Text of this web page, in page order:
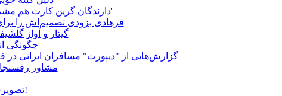
'دارندگان گرین کارت هم مشمول ممنوعیت سفر به آمریکا می‌شوند'
فرهادی بزودی تصمیم‌اش را
گیتار و آواز
چگونگی
گزارش‌هایی از "دیپورت" مسافران ایرانی در
مشاور
تصویری: سرمای 35 درجه زیر صفر در مسکو!